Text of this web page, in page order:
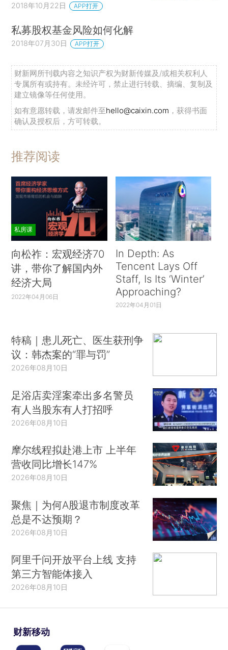
2018年10月22日 APP打开
私募股权基金风险如何化解
2018年07月30日 APP打开
财新网所刊载内容之知识产权为财新传媒及/或相关权利人
专属所有或持有。未经许可，禁止进行转载、摘编、复制及
建立镜像等任何使用。
如有意愿转载，请发邮件至hello@caixin.com ，获得书面
确认及授权后，方可转载。
推荐阅读
私房课
向松祚：宏观经济70
讲，带你了解国内外
经济大局
2022年04月06日
In Depth: As
Tencent Lays Off
Staff, Is Its ‘Winter’
Approaching?
2022年04月01日
特稿｜患儿死亡、医生获刑争
议：韩杰案的“罪与罚”
2026年08月10日
足浴店卖淫案牵出多名警员
有人当股东有人打招呼
2026年08月10日
摩尔线程拟赴港上市 上半年
营收同比增长147%
2026年08月10日
聚焦｜为何A股退市制度改革
总是不达预期？
2026年08月10日
阿里千问开放平台上线 支持
第三方智能体接入
2026年08月10日
财新移动